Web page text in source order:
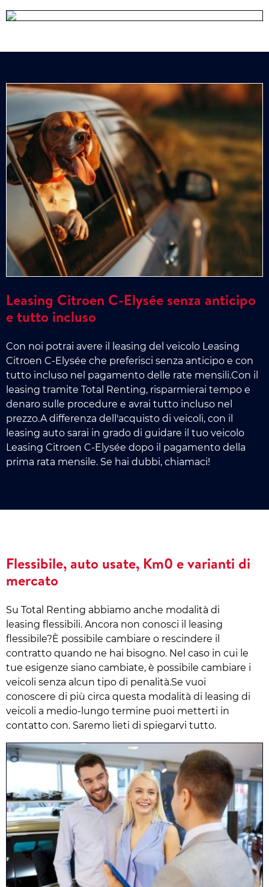
Leasing Citroen C-Elysée senza anticipo
e tutto incluso
Con noi potrai avere il leasing del veicolo Leasing
Citroen C-Elysée che preferisci senza anticipo e con
tutto incluso nel pagamento delle rate mensili.Con il
leasing tramite Total Renting, risparmierai tempo e
denaro sulle procedure e avrai tutto incluso nel
prezzo.A differenza dell'acquisto di veicoli, con il
leasing auto sarai in grado di guidare il tuo veicolo
Leasing Citroen C-Elysée dopo il pagamento della
prima rata mensile. Se hai dubbi, chiamaci!
Flessibile, auto usate, Km0 e varianti di
mercato
Su Total Renting abbiamo anche modalità di
leasing flessibili. Ancora non conosci il leasing
flessibile?È possibile cambiare o rescindere il
contratto quando ne hai bisogno. Nel caso in cui le
tue esigenze siano cambiate, è possibile cambiare i
veicoli senza alcun tipo di penalità.Se vuoi
conoscere di più circa questa modalità di leasing di
veicoli a medio-lungo termine puoi metterti in
contatto con. Saremo lieti di spiegarvi tutto.